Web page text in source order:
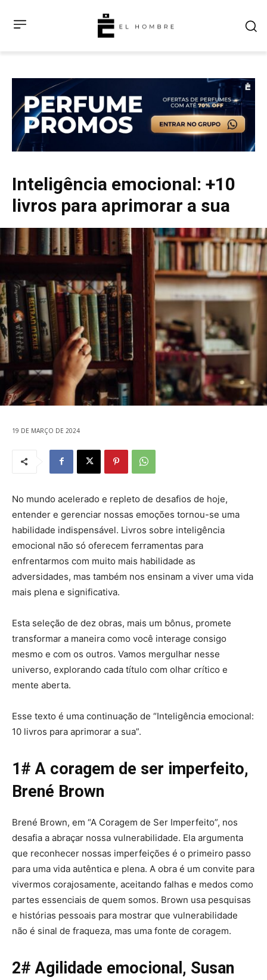
Inteligência emocional: +10
livros para aprimorar a sua
19 DE MARÇO DE 2024
No mundo acelerado e repleto de desafios de hoje,
entender e gerenciar nossas emoções tornou-se uma
habilidade indispensável. Livros sobre inteligência
emocional não só oferecem ferramentas para
enfrentarmos com muito mais habilidade as
adversidades, mas também nos ensinam a viver uma vida
mais plena e significativa.
Esta seleção de dez obras, mais um bônus, promete
transformar a maneira como você interage consigo
mesmo e com os outros. Vamos mergulhar nesse
universo, explorando cada título com olhar crítico e
mente aberta.
Esse texto é uma continuação de “Inteligência emocional:
10 livros para aprimorar a sua”.
1# A coragem de ser imperfeito,
Brené Brown
Brené Brown, em “A Coragem de Ser Imperfeito”, nos
desafia a abraçar nossa vulnerabilidade. Ela argumenta
que reconhecer nossas imperfeições é o primeiro passo
para uma vida autêntica e plena. A obra é um convite para
vivermos corajosamente, aceitando falhas e medos como
partes essenciais de quem somos. Brown usa pesquisas
e histórias pessoais para mostrar que vulnerabilidade
não é sinal de fraqueza, mas uma fonte de coragem.
2# Agilidade emocional, Susan